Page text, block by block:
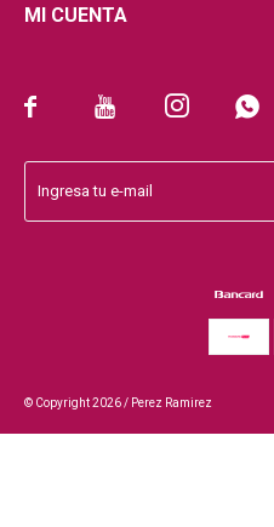
   
MI CUENTA
© Copyright 2026 / Perez Ramirez